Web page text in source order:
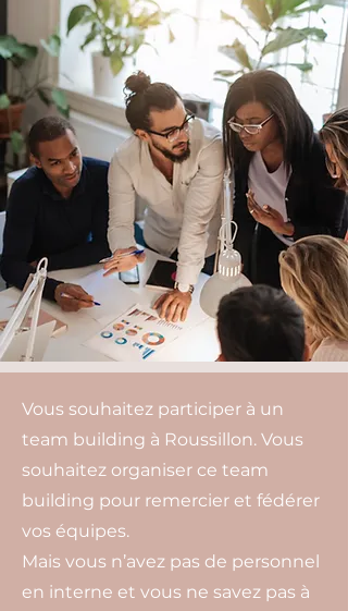
Vous souhaitez participer à un
team building à Roussillon. Vous
souhaitez organiser ce team
building pour remercier et fédérer
vos équipes.
Mais vous n’avez pas de personnel
en interne et vous ne savez pas à